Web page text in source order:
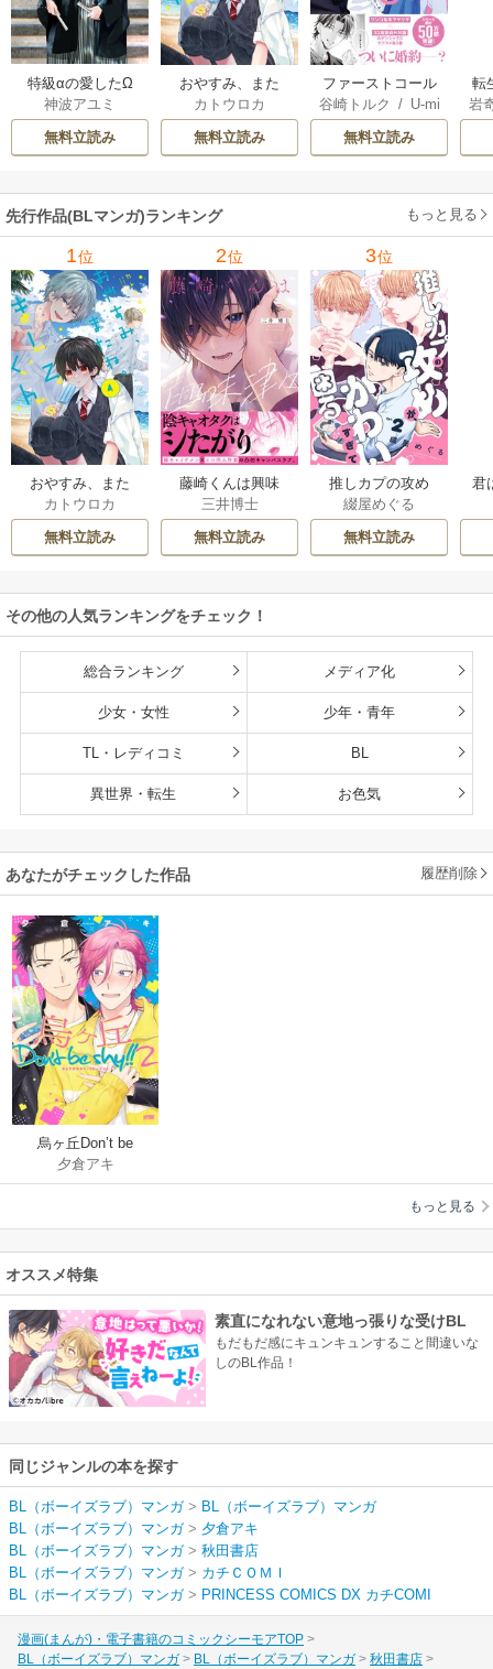
特級αの愛したΩ
神波アユミ
無料立読み
おやすみ、また
ね。ましろくん。
【電子限定漫画付
き】
カトウロカ
無料立読み
ファーストコール
～童貞外科医、年
下ヤクザの嫁にさ
れそうです！～
ア限定描き下ろし
谷崎トルク / U-mi
n
無料立読み
転
な
岩
先行作品(BLマンガ)ランキング もっと見る
1位
おやすみ、また
ね。ましろくん。
【電子限定漫画付
き】
カトウロカ
無料立読み
2位
藤崎くんは興味
津々【コミックス
版】
三井博士
無料立読み
3位
推しカプの攻め
が、かわいすぎて
困る
綴屋めぐる
無料立読み
君
その他の人気ランキングをチェック！
総合ランキング メディア化
少女・女性 少年・青年
TL・レディコミ BL
異世界・転生 お色気
あなたがチェックした作品 履歴削除
烏ヶ丘Don’t be
shy！！【電子単行
本】
夕倉アキ
もっと見る
オススメ特集
素直になれない意地っ張りな受けBL
もだもだ感にキュンキュンすること間違いな
しのBL作品！
同じジャンルの本を探す
BL（ボーイズラブ）マンガ> BL（ボーイズラブ）マンガ
BL（ボーイズラブ）マンガ> 夕倉アキ
BL（ボーイズラブ）マンガ> 秋田書店
BL（ボーイズラブ）マンガ> カチＣＯＭＩ
BL（ボーイズラブ）マンガ> PRINCESS COMICS DX カチCOMI
漫画(まんが)・電子書籍のコミックシーモアTOP
BL（ボーイズラブ）マンガ
BL（ボーイズラブ）マンガ
秋田書店